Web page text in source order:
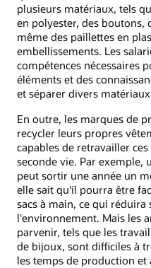
plusieurs matériaux, tels
en polyester, des boutons,
même des paillettes en
embellissements. Les
compétences nécessaires
éléments et des
et séparer divers
En outre, les marques de
recycler leurs propres
capables de retravailler
seconde vie. Par
peut sortir une année un
elle sait qu'il pourra être
sacs à main, ce qui réduira
l'environnement. Mais les
parvenir, tels que les
de bijoux, sont difficiles à
les temps de production et